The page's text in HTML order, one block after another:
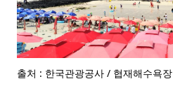
출처 : 한국관광공사 / 협재해수욕장